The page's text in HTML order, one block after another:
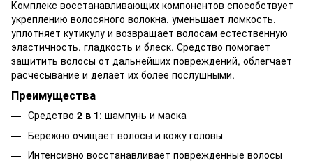
Комплекс восстанавливающих компонентов способствует
укреплению волосяного волокна, уменьшает ломкость,
уплотняет кутикулу и возвращает волосам естественную
эластичность, гладкость и блеск. Средство помогает
защитить волосы от дальнейших повреждений, облегчает
расчесывание и делает их более послушными.
Преимущества
Средство 2 в 1: шампунь и маска
Бережно очищает волосы и кожу головы
Интенсивно восстанавливает поврежденные волосы